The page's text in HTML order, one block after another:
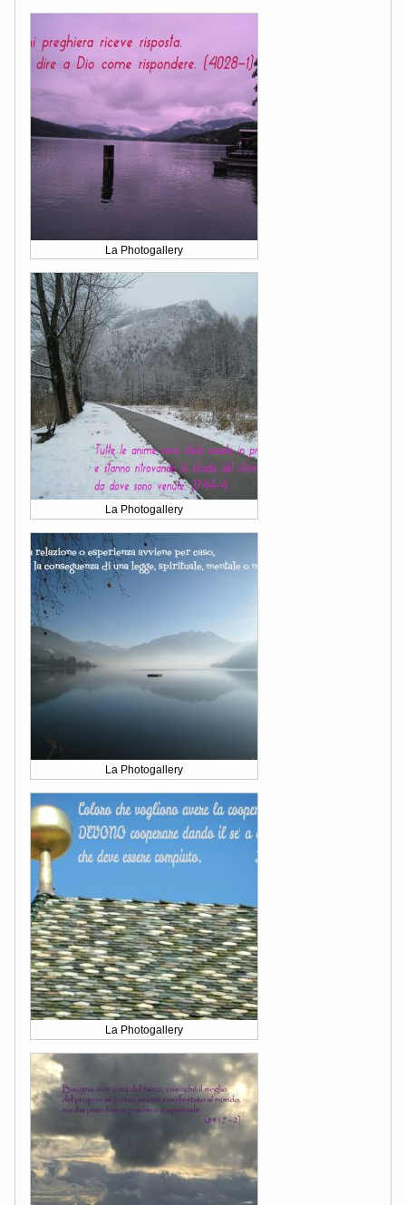
La Photogallery
La Photogallery
La Photogallery
La Photogallery